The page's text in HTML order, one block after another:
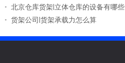
北京仓库货架|立体仓库的设备有哪些
货架公司|货架承载力怎么算